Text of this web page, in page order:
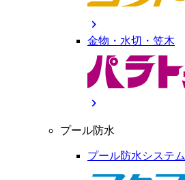
chevron_right
金物・水切・笠木
chevron_right
プール防水
プール防水システム